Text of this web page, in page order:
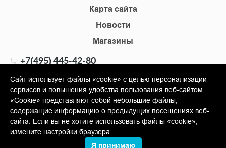
Карта сайта
Новости
Магазины
+7(495) 445-42-80
info@shopkm.ru
© Copyright 2013-2026 KERAMA MARAZZI, ООО «Гамма
Керамика»
Сайт использует файлы «cookie» с целью персонализации
сервисов и повышения удобства пользования веб-сайтом.
«Cookie» представляют собой небольшие файлы,
содержащие информацию о предыдущих посещениях веб-
сайта. Если вы не хотите использовать файлы «cookie»,
измените настройки браузера.
Я принимаю